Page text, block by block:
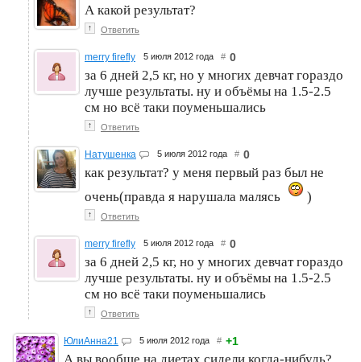
А какой результат?
↑ Ответить
merry firefly 5 июля 2012 года # 0
за 6 дней 2,5 кг, но у многих девчат гораздо
лучше результаты. ну и объёмы на 1.5-2.5
см но всё таки поуменьшались
↑ Ответить
Натушенка 5 июля 2012 года # 0
как результат? у меня первый раз был не
очень(правда я нарушала малясь
)
↑ Ответить
merry firefly 5 июля 2012 года # 0
за 6 дней 2,5 кг, но у многих девчат гораздо
лучше результаты. ну и объёмы на 1.5-2.5
см но всё таки поуменьшались
↑ Ответить
ЮлиАнна21 5 июля 2012 года # +1